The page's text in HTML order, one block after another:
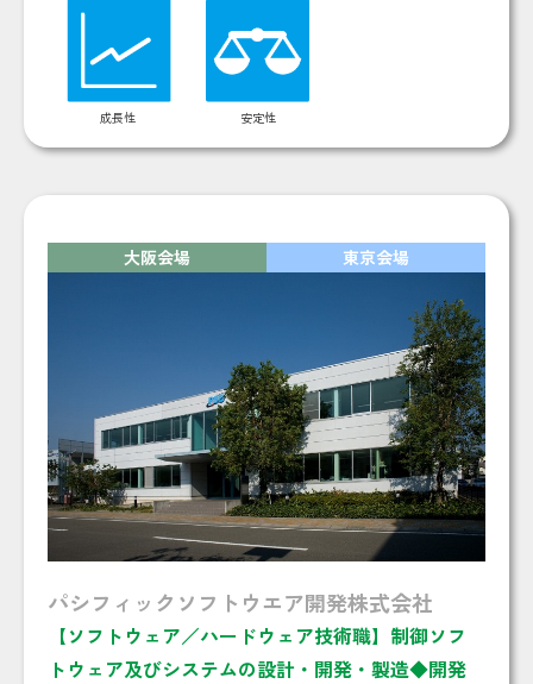
成長性 安定性
大阪会場 東京会場
パシフィックソフトウエア開発株式会社
【ソフトウェア／ハードウェア技術職】制御ソフ
トウェア及びシステムの設計・開発・製造◆開発